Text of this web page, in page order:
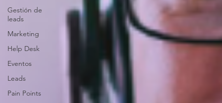
Gestión de
leads
Marketing
Help Desk
Eventos
Leads
Pain Points